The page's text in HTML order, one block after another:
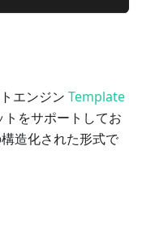
エンジン Template
をサポートしてお
造化された形式で